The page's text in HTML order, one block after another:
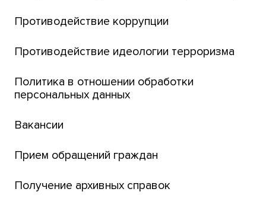
Английский для всех
ТГУ
Интернет-лицей
Открытые онлайн-курсы (MOOCs)
Платежи онлайн
Банк инициатив по развитию университета
Противодействие коррупции
Противодействие идеологии терроризма
Политика в отношении обработки
персональных данных
Вакансии
Прием обращений граждан
Получение архивных справок